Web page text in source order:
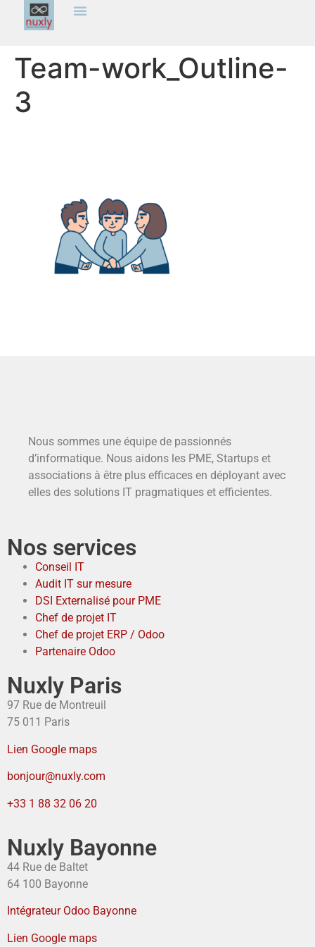
Team-work_Outline-
3
Nous sommes une équipe de passionnés
d’informatique. Nous aidons les PME, Startups et
associations à être plus efficaces en déployant avec
elles des solutions IT pragmatiques et efficientes.
Nos services
Conseil IT
Audit IT sur mesure
DSI Externalisé pour PME
Chef de projet IT
Chef de projet ERP / Odoo
Partenaire Odoo
Nuxly Paris
97 Rue de Montreuil
75 011 Paris
Lien Google maps
bonjour@nuxly.com
+33 1 88 32 06 20
Nuxly Bayonne
44 Rue de Baltet
64 100 Bayonne
Intégrateur Odoo Bayonne
Lien Google maps